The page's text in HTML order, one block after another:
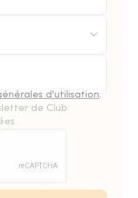
d'utilisation,
de Club